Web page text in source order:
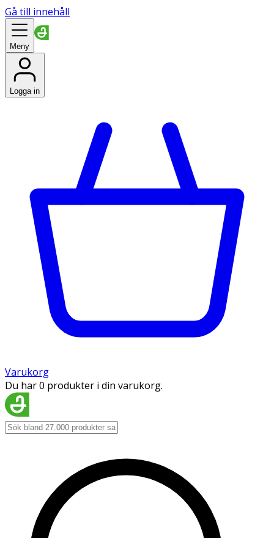
Gå till innehåll
Meny
Logga in
Varukorg
Du har 0 produkter i din varukorg.